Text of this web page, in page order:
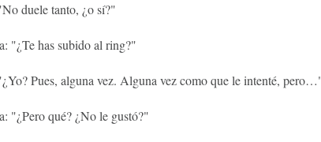
duele tanto, ¿o sí?"
"¿Te has subido al ring?"
Pues, alguna vez. Alguna vez como que le intenté,
"¿Pero qué? ¿No le gustó?"